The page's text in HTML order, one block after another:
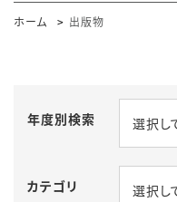
ホーム 出版物
年度別検索 選択し
カテゴリ 選択し